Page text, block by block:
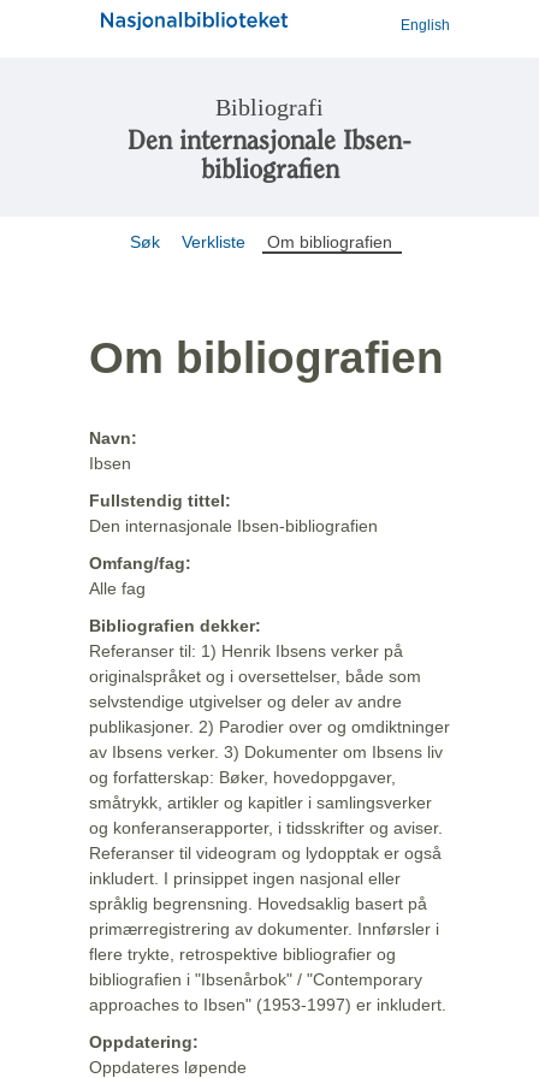
English
Bibliografi
Den internasjonale Ibsen-
bibliografien
Søk Verkliste Om bibliografien
Om bibliografien
Navn:
Ibsen
Fullstendig tittel:
Den internasjonale Ibsen-bibliografien
Omfang/fag:
Alle fag
Bibliografien dekker:
Referanser til: 1) Henrik Ibsens verker på
originalspråket og i oversettelser, både som
selvstendige utgivelser og deler av andre
publikasjoner. 2) Parodier over og omdiktninger
av Ibsens verker. 3) Dokumenter om Ibsens liv
og forfatterskap: Bøker, hovedoppgaver,
småtrykk, artikler og kapitler i samlingsverker
og konferanserapporter, i tidsskrifter og aviser.
Referanser til videogram og lydopptak er også
inkludert. I prinsippet ingen nasjonal eller
språklig begrensning. Hovedsaklig basert på
primærregistrering av dokumenter. Innførsler i
flere trykte, retrospektive bibliografier og
bibliografien i "Ibsenårbok" / "Contemporary
approaches to Ibsen" (1953-1997) er inkludert.
Oppdatering:
Oppdateres løpende